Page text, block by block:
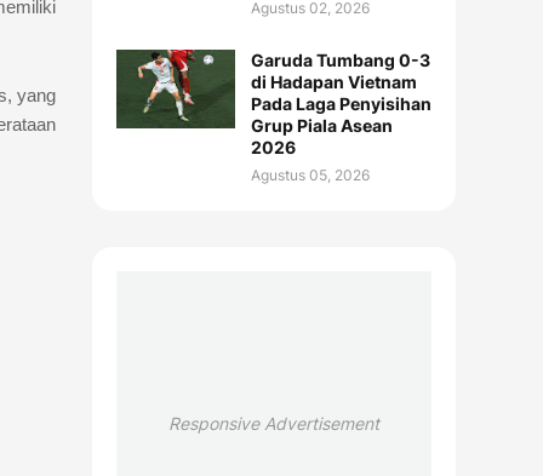
yang
Agustus 02, 2026
Garuda Tumbang 0-3
di Hadapan Vietnam
Pada Laga Penyisihan
Grup Piala Asean
2026
Agustus 05, 2026
Responsive Advertisement